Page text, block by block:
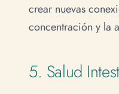
crear nuevas
concentración y la
5. Salud